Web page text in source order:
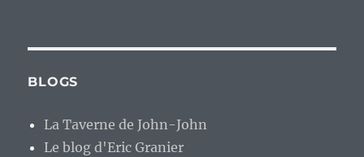
BLOGS
La Taverne de John-John
Le blog d'Eric Granier